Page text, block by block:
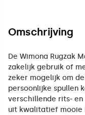
Omschrijving
De Wimona Rugzak
zakelijk gebruik of
zeker mogelijk om
persoonlijke spullen
verschillende rits-
uit kwalitatief mooie